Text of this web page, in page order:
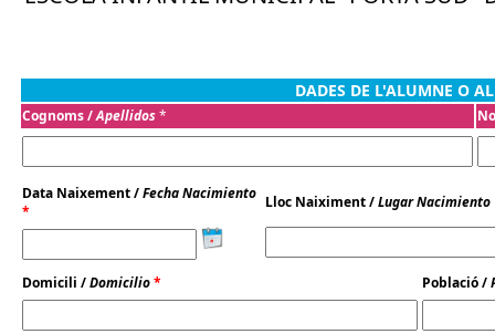
DADES DE L'ALUMNE O
Cognoms /Apellidos*
Data Naixement /Fecha Nacimiento
*
Lloc Naiximent /Lugar Nacimiento
Domicili /Domicilio* Població /